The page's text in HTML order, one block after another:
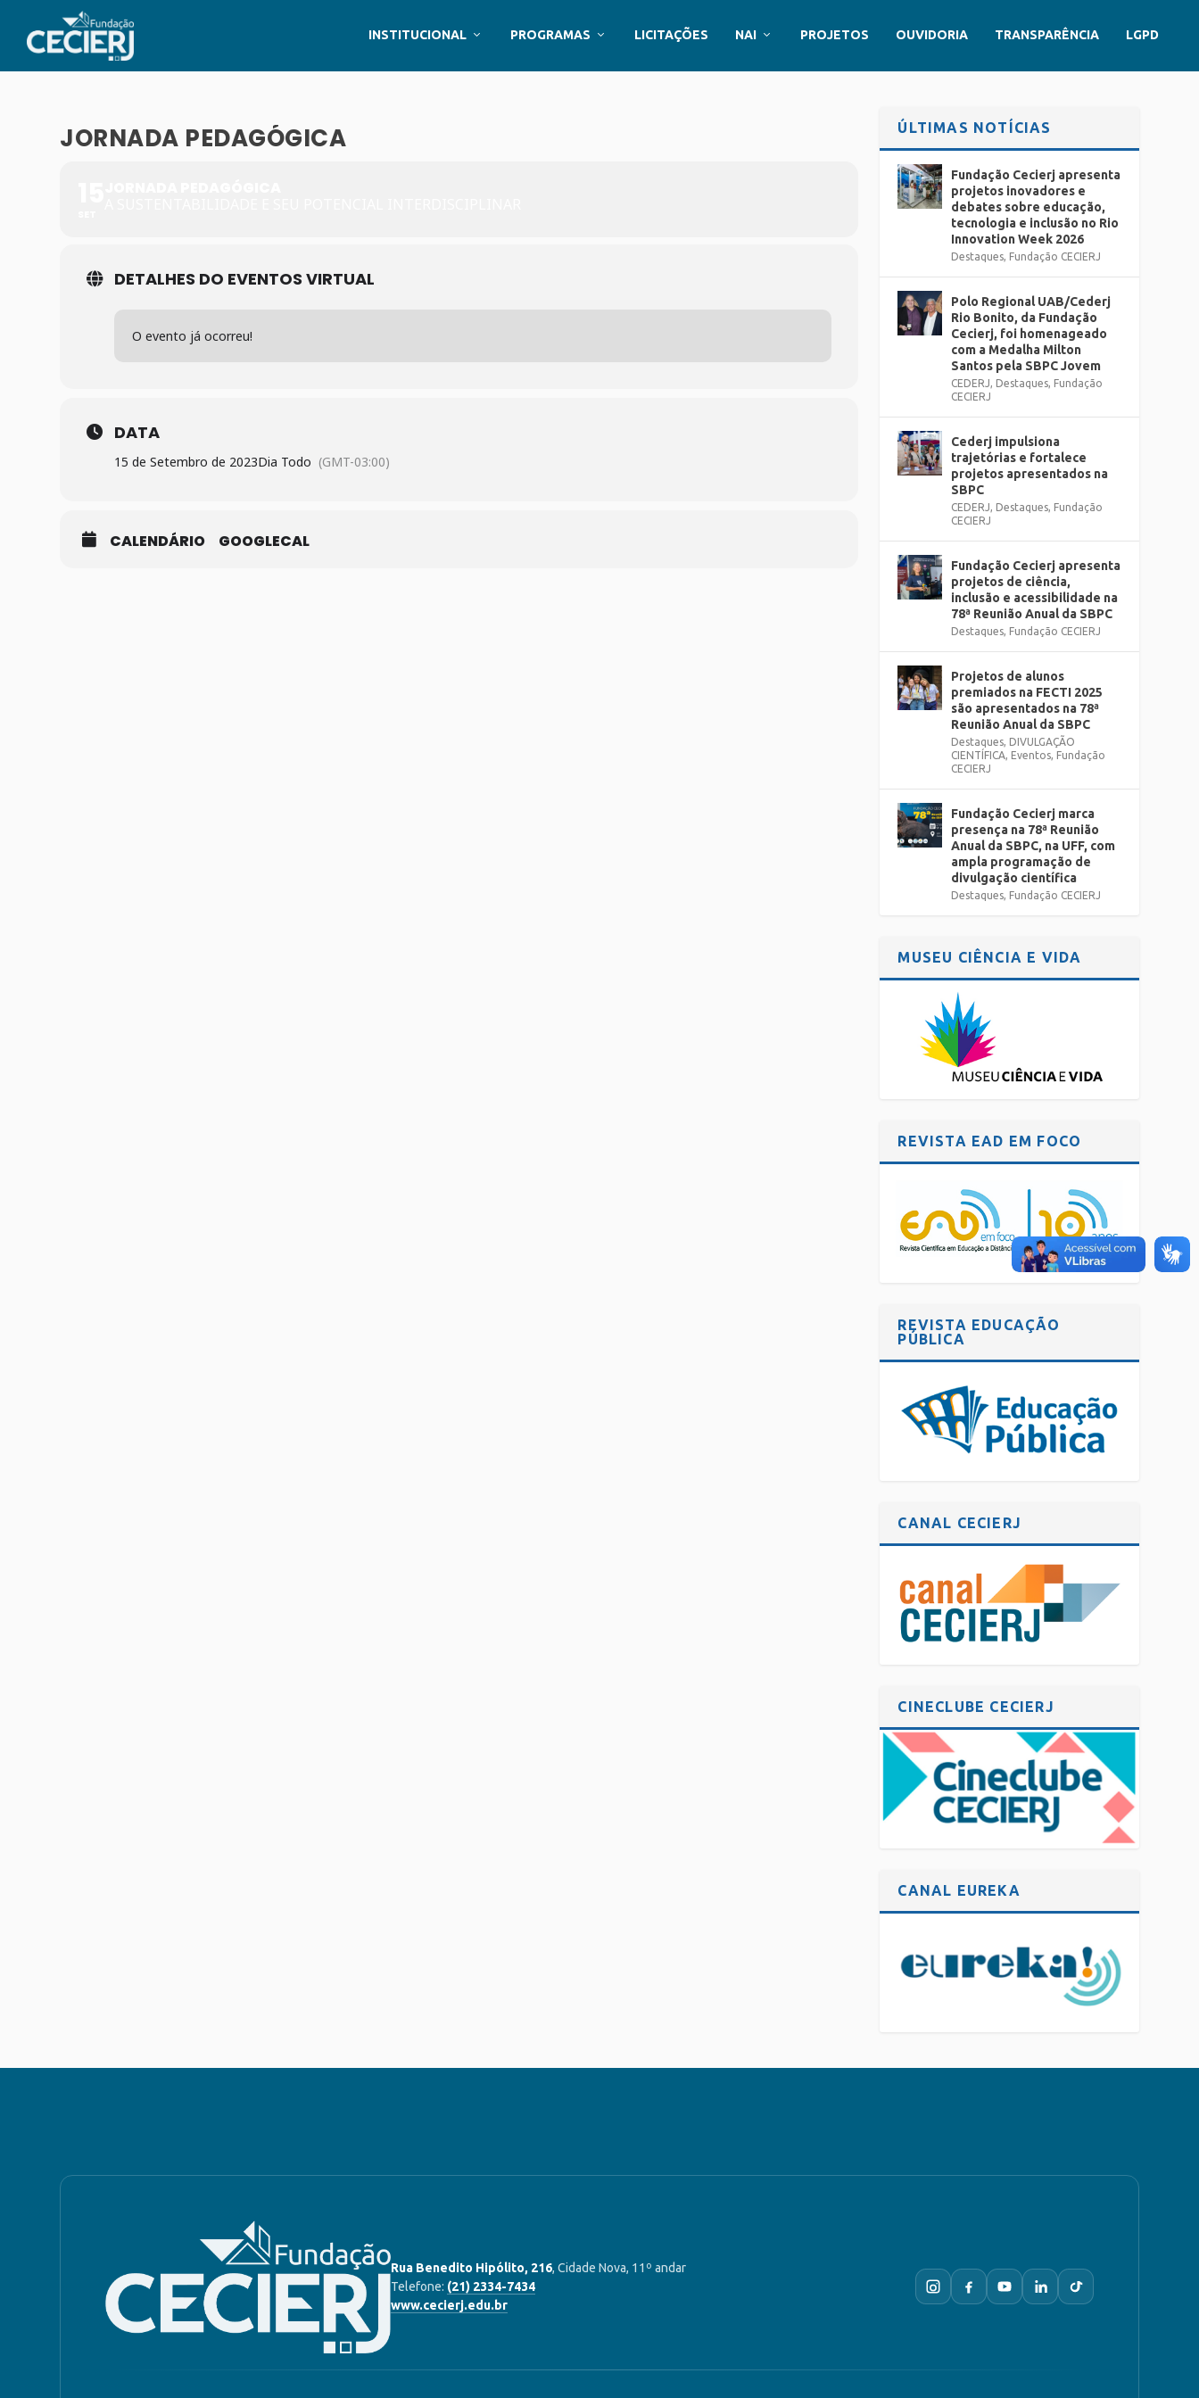
INSTITUCIONAL PROGRAMAS LICITAÇÕES NAI PROJETOS OUVIDORIA TRANSPARÊNCIA LGPD
JORNADA PEDAGÓGICA
DETALHES DO EVENTOS VIRTUAL
O evento já ocorreu!
DATA
15 de Setembro de 2023Dia Todo (GMT-03:00)
CALENDÁRIO GOOGLECAL
ÚLTIMAS NOTÍCIAS
Fundação Cecierj apresenta
projetos inovadores e
debates sobre educação,
tecnologia e inclusão no Rio
Innovation Week 2026
Destaques, Fundação CECIERJ
Polo Regional UAB/Cederj
Rio Bonito, da Fundação
Cecierj, foi homenageado
com a Medalha Milton
Santos pela SBPC Jovem
CEDERJ, Destaques, Fundação
CECIERJ
Cederj impulsiona
trajetórias e fortalece
projetos apresentados na
SBPC
CEDERJ, Destaques, Fundação
CECIERJ
Fundação Cecierj apresenta
projetos de ciência,
inclusão e acessibilidade na
78ª Reunião Anual da SBPC
Destaques, Fundação CECIERJ
Projetos de alunos
premiados na FECTI 2025
são apresentados na 78ª
Reunião Anual da SBPC
Destaques, DIVULGAÇÃO
CIENTÍFICA, Eventos, Fundação
CECIERJ
Fundação Cecierj marca
presença na 78ª Reunião
Anual da SBPC, na UFF, com
ampla programação de
divulgação científica
Destaques, Fundação CECIERJ
MUSEU CIÊNCIA E VIDA
REVISTA EAD EM FOCO
REVISTA EDUCAÇÃO
PÚBLICA
CANAL CECIERJ
CINECLUBE CECIERJ
CANAL EUREKA
Rua Benedito Hipólito, 216, Cidade Nova, 11º andar
Telefone: (21) 2334-7434
www.cecierj.edu.br